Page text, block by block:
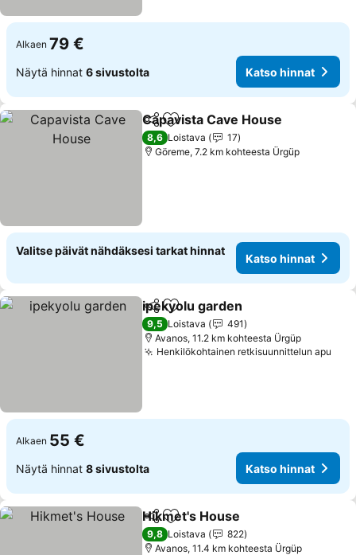
Alkaen 79 €
Näytä hinnat 6 sivustolta Katso hinnat
Jaa Lisää suosikkeihin
Capavista Cave House
8,6 Loistava
17
Göreme, 7.2 km kohteesta Ürgüp
Valitse päivät nähdäksesi tarkat hinnat
Katso hinnat
Jaa Lisää suosikkeihin
ipekyolu garden
9,5 Loistava
491
Avanos, 11.2 km kohteesta Ürgüp
Henkilökohtainen retkisuunnittelun apu
Alkaen 55 €
Näytä hinnat 8 sivustolta Katso hinnat
Jaa Lisää suosikkeihin
Hikmet's House
9,8 Loistava
822
Avanos, 11.4 km kohteesta Ürgüp